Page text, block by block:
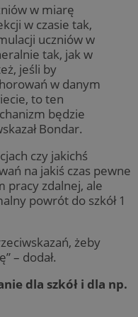
w miarę
w czasie tak,
uczniów w
tak, jak w
jeśli by
w danym
to ten
będzie
Bondar.
czy jakichś
na jakiś czas pewne
pracy zdalnej, ale
powrót do szkół 1
żeby
– dodał.
dla szkół i dla np.